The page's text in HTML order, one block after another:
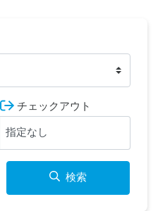
チェックアウト
検索